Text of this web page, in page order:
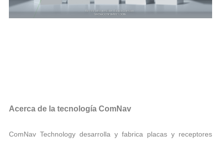
Acerca de la tecnología ComNav
ComNav Technology desarrolla y fabrica placas y receptores